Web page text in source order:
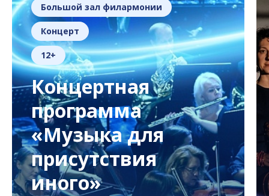
Большой зал филармонии
Концерт
12+
Концертная
программа
«Музыка для
присутствия
иного»